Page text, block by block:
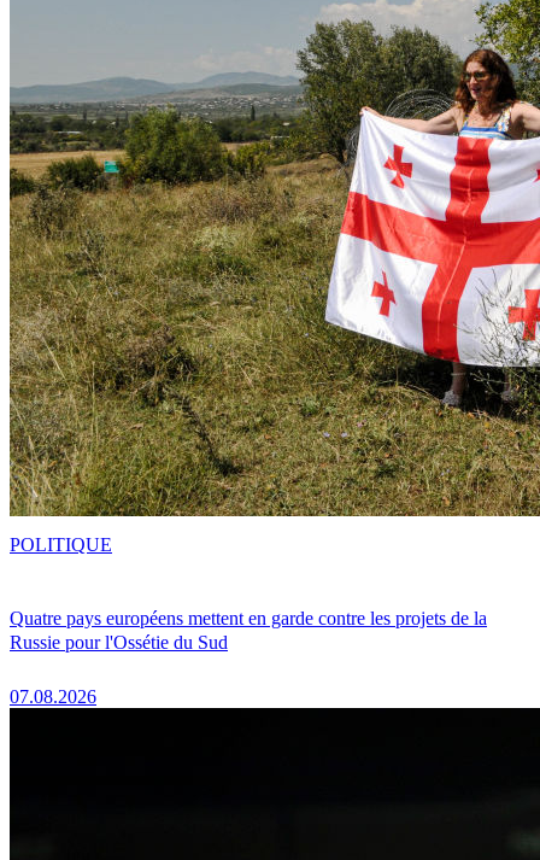
Quatre pays européens mettent en garde contre les projets de la
Russie pour l'Ossétie du Sud
07.08.2026
POLITIQUE